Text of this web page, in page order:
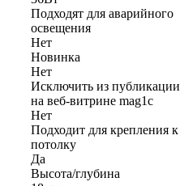
Подходят для аварийного
освещения
Нет
Новинка
Нет
Исключить из публикации
на веб-витрине mag1c
Нет
Подходит для крепления к
потолку
Да
Высота/глубина